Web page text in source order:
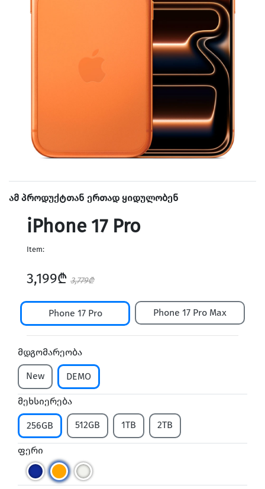
ამ პროდუქტთან ერთად ყიდულობენ
iPhone 17 Pro
Item:
3,199₾ 3,779₾
Phone 17 Pro Phone 17 Pro Max
მდგომარეობა
New DEMO
მეხსიერება
256GB 512GB 1TB 2TB
ფერი